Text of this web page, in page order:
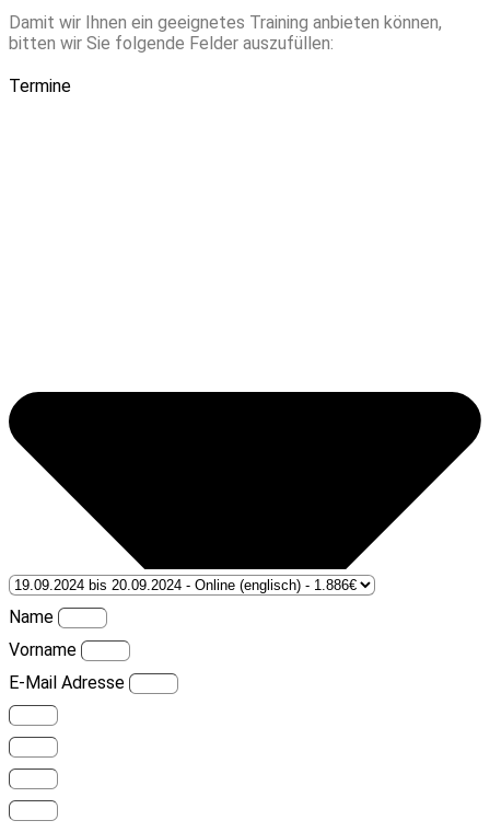
Damit wir Ihnen ein geeignetes Training anbieten können,
bitten wir Sie folgende Felder auszufüllen:
Termine
Name
Vorname
E-Mail Adresse